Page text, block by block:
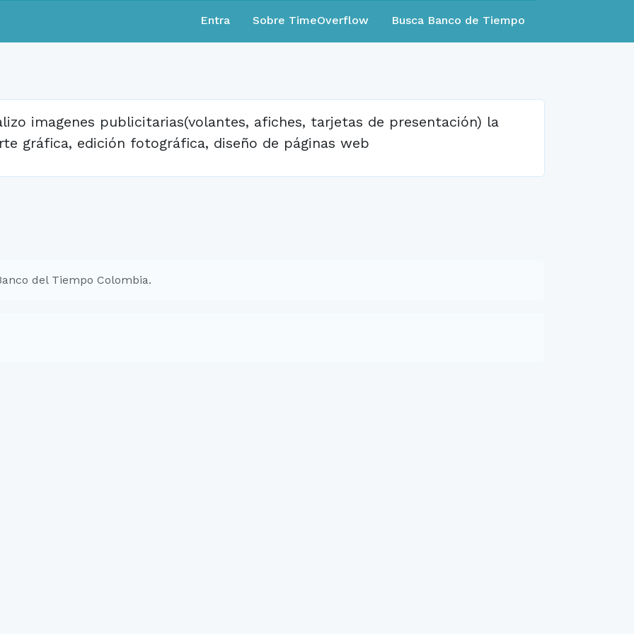
Entra Sobre TimeOverflow Busca Banco de Tiempo
imagenes publicitarias(volantes, afiches, tarjetas de presentación) la
gráfica, edición fotográfica, diseño de páginas web
del Tiempo Colombia.